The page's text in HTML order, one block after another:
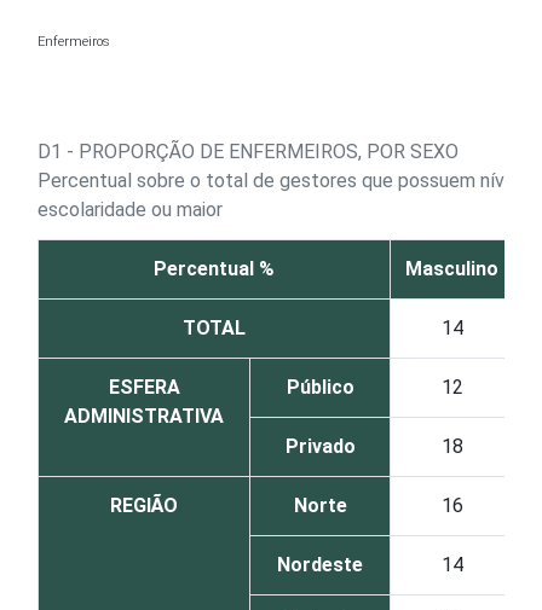
Enfermeiros
D1 - PROPORÇÃO DE ENFERMEIROS, POR SEXO
Percentual sobre o total de gestores que possuem nível
escolaridade ou maior
Percentual % Masculino
TOTAL 14
ESFERA
ADMINISTRATIVA
Público 12
Privado 18
REGIÃO Norte 16
Nordeste 14